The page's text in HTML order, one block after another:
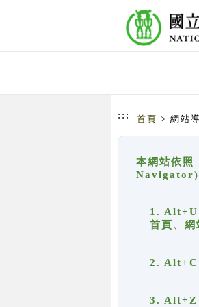
::: 首頁 > 網站
本網站依照
Navigator)
1. Alt+U
首頁、網
2. Alt+C
3. Alt+Z